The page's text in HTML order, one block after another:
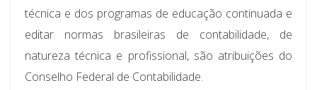
técnica e dos programas de educação continuada e
editar normas brasileiras de contabilidade, de
natureza técnica e profissional, são atribuições do
Conselho Federal de Contabilidade.